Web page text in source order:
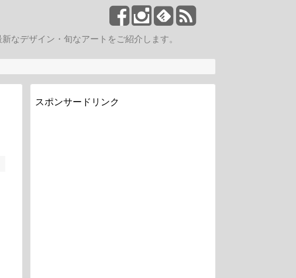
なデザイン・旬なアートをご紹介します。
スポンサードリンク